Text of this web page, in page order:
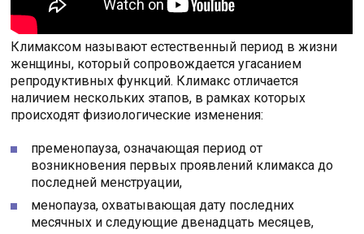
Климаксом называют естественный период в жизни
женщины, который сопровождается угасанием
репродуктивных функций. Климакс отличается
наличием нескольких этапов, в рамках которых
происходят физиологические изменения:
пременопауза, означающая период от
возникновения первых проявлений климакса до
последней менструации,
менопауза, охватывающая дату последних
месячных и следующие двенадцать месяцев,